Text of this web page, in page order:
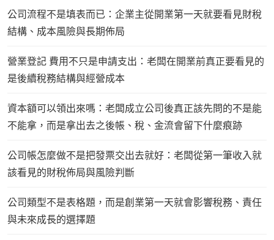
公司流程不是填表而已：企業主從開業第一天就要看見財稅
結構、成本風險與長期佈局
營業登記 費用不只是申請支出：老闆在開業前真正要看見的
是後續稅務結構與經營成本
資本額可以領出來嗎：老闆成立公司後真正該先問的不是能
不能拿，而是拿出去之後帳、稅、金流會留下什麼痕跡
公司帳怎麼做不是把發票交出去就好：老闆從第一筆收入就
該看見的財稅佈局與風險判斷
公司類型不是表格題，而是創業第一天就會影響稅務、責任
與未來成長的選擇題